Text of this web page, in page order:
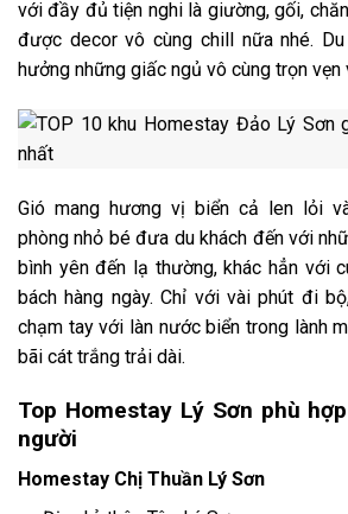
với đầy đủ tiện nghi là giường, gối,
được decor vô cùng chill nữa nhé.
hưởng những giấc ngủ vô cùng trọn vẹn
Gió mang hương vị biển cả len lỏi
phòng nhỏ bé đưa du khách đến với
bình yên đến lạ thường, khác hẳn với
bách hàng ngày. Chỉ với vài phút đi
chạm tay với làn nước biển trong lành
bãi cát trắng trải dài.
Top Homestay Lý Sơn phù
người
Homestay Chị Thuần Lý Sơn